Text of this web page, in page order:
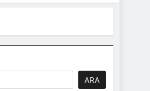
ARA